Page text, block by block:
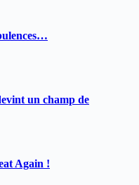
un champ de
Again !